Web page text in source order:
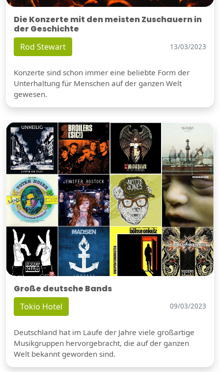
Die Konzerte mit den meisten Zuschauern in
der Geschichte
Rod Stewart 13/03/2023
Konzerte sind schon immer eine beliebte Form der
Unterhaltung für Menschen auf der ganzen Welt
gewesen.
Große deutsche Bands
Tokio Hotel 09/03/2023
Deutschland hat im Laufe der Jahre viele großartige
Musikgruppen hervorgebracht, die auf der ganzen
Welt bekannt geworden sind.